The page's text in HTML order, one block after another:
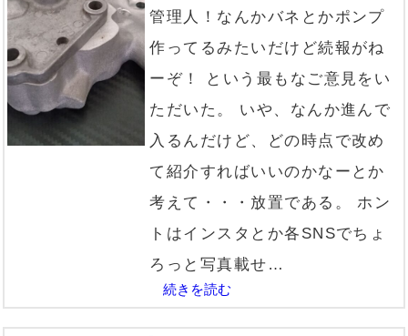
管理人！なんかバネとかポンプ
作ってるみたいだけど続報がね
ーぞ！ という最もなご意見をい
ただいた。 いや、なんか進んで
入るんだけど、どの時点で改め
て紹介すればいいのかなーとか
考えて・・・放置である。 ホン
トはインスタとか各SNSでちょ
ろっと写真載せ…
続きを読む